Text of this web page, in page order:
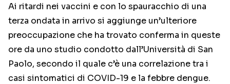
Ai ritardi nei vaccini e con lo spauracchio di una
terza ondata in arrivo si aggiunge un’ulteriore
preoccupazione che ha trovato conferma in queste
ore da uno studio condotto dall’Università di San
Paolo, secondo il quale c’è una correlazione tra i
casi sintomatici di COVID-19 e la febbre dengue.